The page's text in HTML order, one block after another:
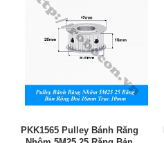
PKK1565 Pulley Bánh Răng